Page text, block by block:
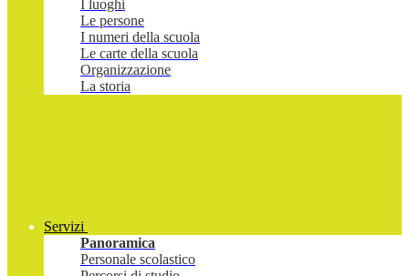
I luoghi
Le persone
I numeri della scuola
Le carte della scuola
Organizzazione
La storia
Servizi
Panoramica
Personale scolastico